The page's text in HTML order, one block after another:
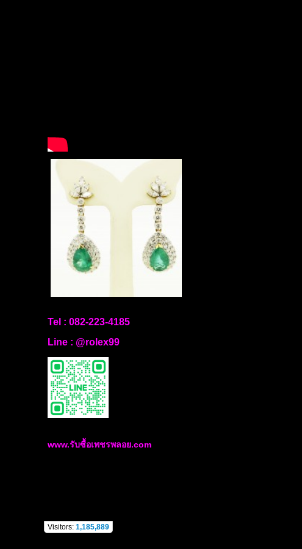
Tel : 082-223-4185
Line : @rolex99
www.รับซื้อเพชรพลอย.com
Visitors: 1,185,889